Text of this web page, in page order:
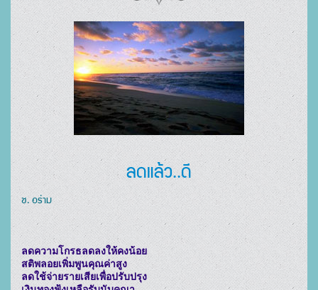
ลดแล้ว..ดี
ช. อร่าม
ลดความโกรธลดลงให้คงน้อย
สติพลอยเพิ่มพูนคุณค่าสูง
ลดใช้จ่ายรายเสียเพื่อปรับปรุง